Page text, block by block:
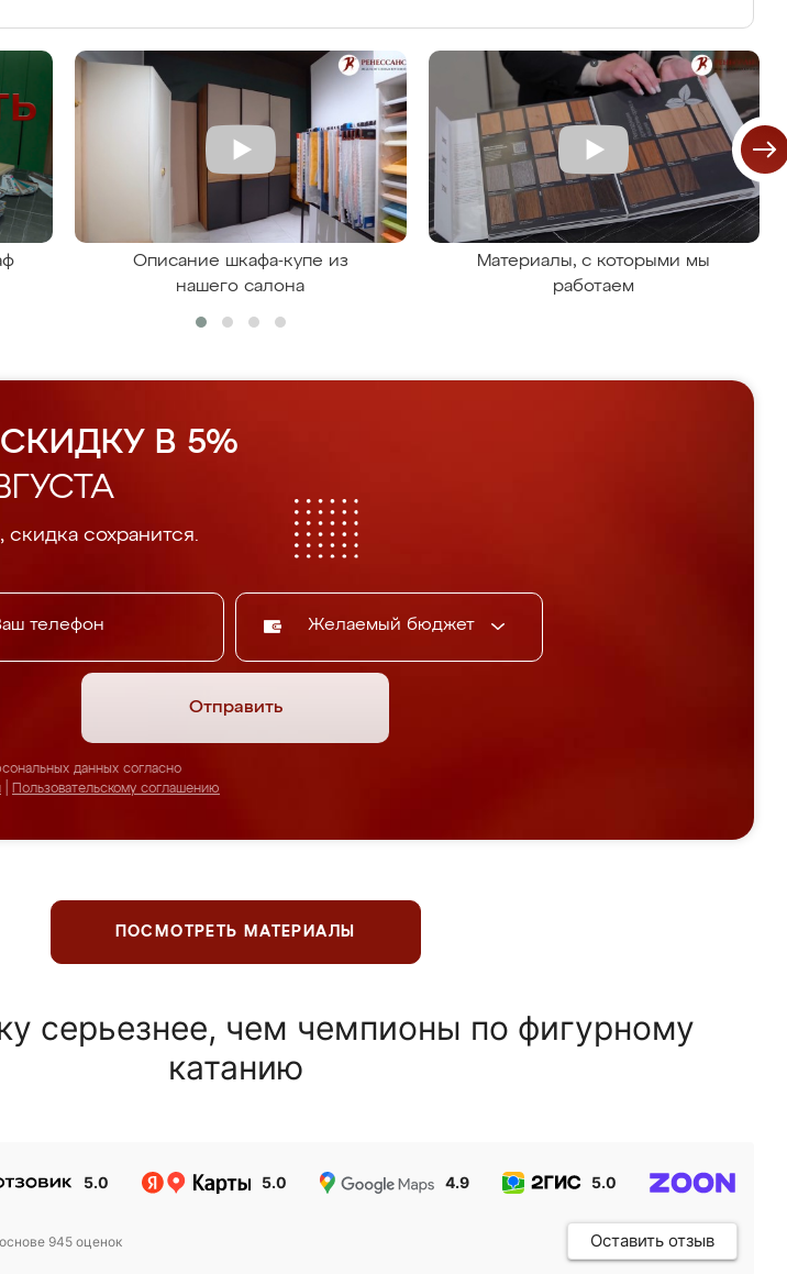
Описание шкафа-купе из
нашего салона
Материалы, с которыми мы
работаем
В 5%
скидка сохранится.
Желаемый бюджет
Отправить
данных согласно
Пользовательскому соглашению
ПОСМОТРЕТЬ МАТЕРИАЛЫ
серьезнее, чем чемпионы по фигурному
катанию
5.0 5.0 4.9 5.0
945 оценок Оставить отзыв